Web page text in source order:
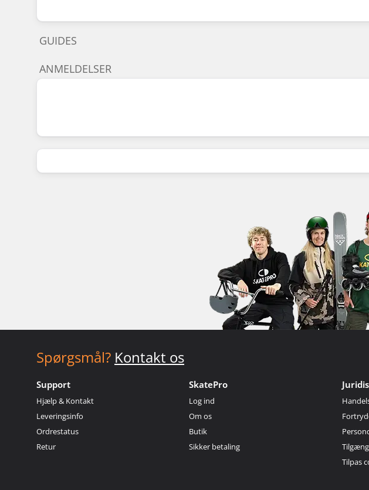
GUIDES
ANMELDELSER
Spørgsmål? Kontakt os
Support
Hjælp & Kontakt
Leveringsinfo
Ordrestatus
Retur
SkatePro
Log ind
Om os
Butik
Sikker betaling
Tilpas